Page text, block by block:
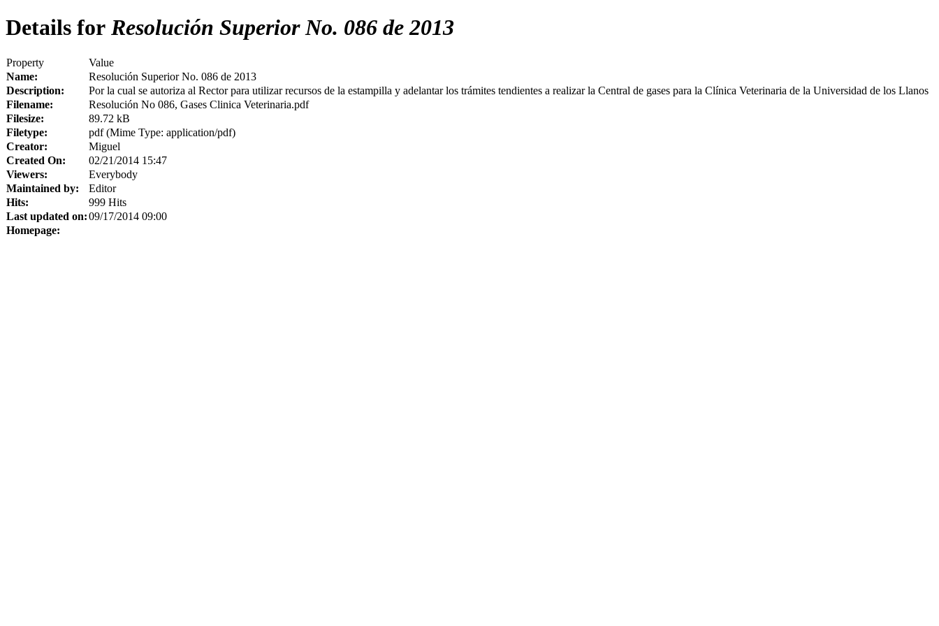
Details for Resolución Superior No. 086 de 2013
Property
Value
Name:
Resolución Superior No. 086 de 2013
Description:
Por la cual se autoriza al Rector para utilizar recursos de la estampilla y adelantar los trámites tendientes a realizar la Central de gases para la Clínica Veterinaria de la Universidad de los Llanos
Filename:
Resolución No 086, Gases Clinica Veterinaria.pdf
Filesize:
89.72 kB
Filetype:
pdf (Mime Type: application/pdf)
Creator:
Miguel
Created On:
02/21/2014 15:47
Viewers:
Everybody
Maintained by:
Editor
Hits:
999 Hits
Last updated on:09/17/2014 09:00
Homepage: